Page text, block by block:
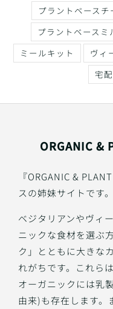
プラントベースチ
プラントベースミ
ミールキット
ヴィ
宅
ORGANIC &
『ORGANIC &
スの姉妹サイトです。
ベジタリアンやヴィ
ニックな食材を選ぶ
ク」とともに大きな
れがちです。これら
オーガニックには乳
由来)も存在します。